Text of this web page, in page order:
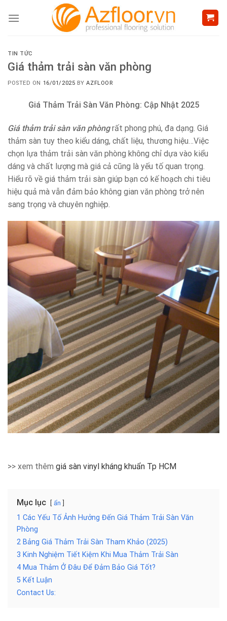
TIN TỨC
Giá thảm trải sàn văn phòng
POSTED ON 16/01/2025 BYAZFLOOR
Giá Thảm Trải Sàn Văn Phòng: Cập Nhật 2025
Giá thảm trải sàn văn phòngrất phong phú, đa dạng. Giá
thảm sàn tuy theo kiểu dáng, chất liệu, thương hiệu…Việc
chọn lựa thảm trải sàn văn phòng không chỉ dựa vào kiểu
dáng và chất lượng mà giá cả cũng là yếu tố quan trọng.
Hiểu rõ về giá thảm trải sàn giúp bạn có kế hoạch chi tiêu
hiệu quả mà vẫn đảm bảo không gian văn phòng trở nên
sang trọng và chuyên nghiệp.
>> xem thêm giá sàn vinyl kháng khuẩn Tp HCM
Mục lục ẩn
1 Các Yếu Tố Ảnh Hưởng Đến Giá Thảm Trải Sàn Văn
Phòng
2 Bảng Giá Thảm Trải Sàn Tham Khảo (2025)
3 Kinh Nghiệm Tiết Kiệm Khi Mua Thảm Trải Sàn
4 Mua Thảm Ở Đâu Để Đảm Bảo Giá Tốt?
5 Kết Luận
Contact Us: